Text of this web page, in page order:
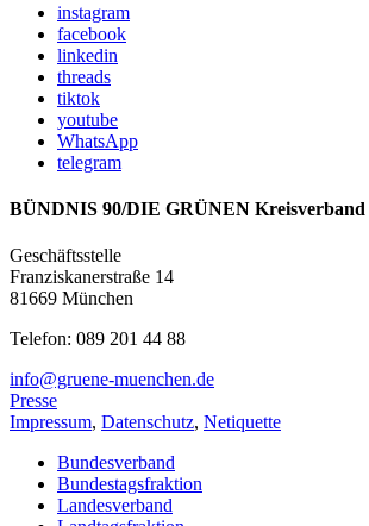
instagram
facebook
linkedin
threads
tiktok
youtube
WhatsApp
telegram
BÜNDNIS 90/DIE GRÜNEN Kreisverband
Geschäftsstelle
Franziskanerstraße 14
81669 München
Telefon: 089 201 44 88
info@gruene-muenchen.de
Presse
Impressum, Datenschutz, Netiquette
Bundesverband
Bundestagsfraktion
Landesverband